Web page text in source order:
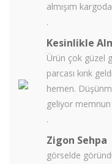
almışım
.
Kesinlikle
Ürün çok güzel
parcası kırık
hemen.
geliyor memnun
.
Zigon Sehpa
görselde